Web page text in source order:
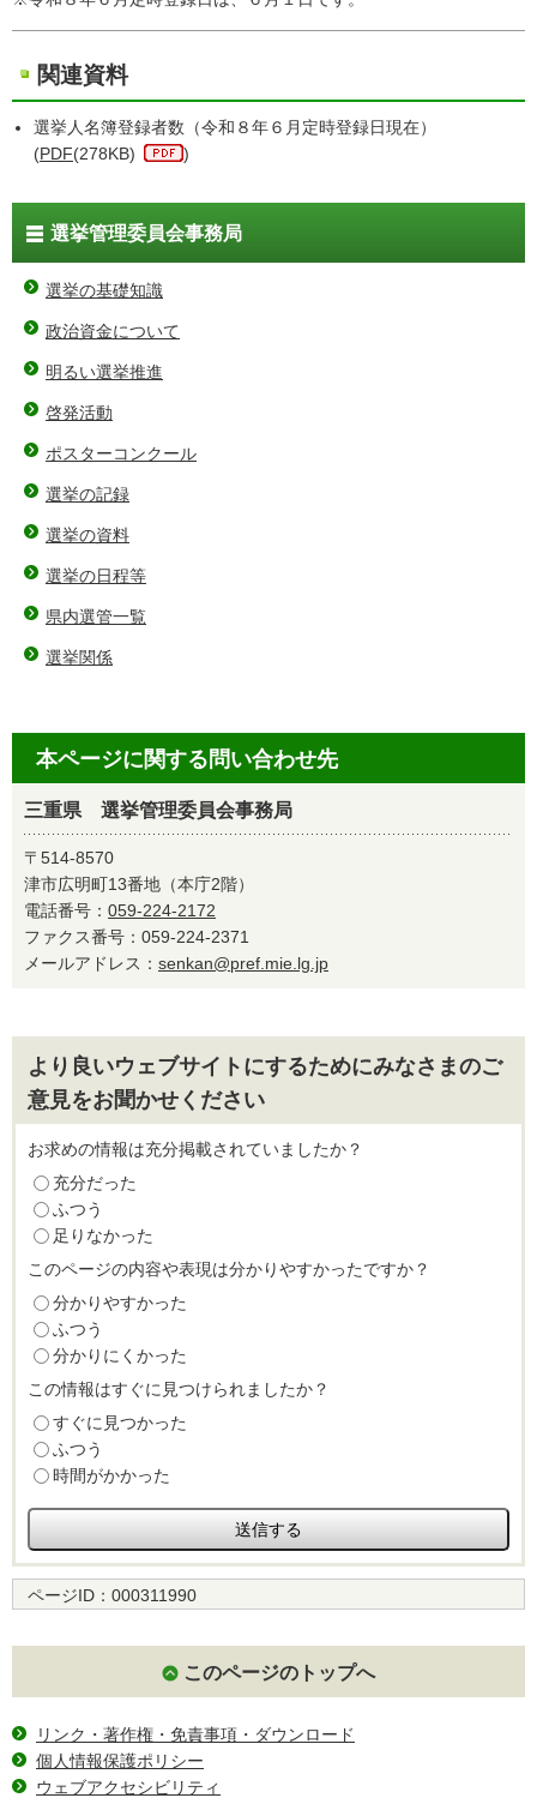
関連資料
選挙人名簿登録者数（令和８年６月定時登録日現在）
(PDF(278KB) )
選挙管理委員会事務局
選挙の基礎知識
政治資金について
明るい選挙推進
啓発活動
ポスターコンクール
選挙の記録
選挙の資料
選挙の日程等
県内選管一覧
選挙関係
本ページに関する問い合わせ先
三重県 選挙管理委員会事務局
〒514-8570
津市広明町13番地（本庁2階）
電話番号： 059-224-2172
ファクス番号：059-224-2371
メールアドレス： senkan@pref.mie.lg.jp
より良いウェブサイトにするためにみなさまのご
意見をお聞かせください
お求めの情報は充分掲載されていましたか？
充分だった
ふつう
足りなかった
このページの内容や表現は分かりやすかったですか？
分かりやすかった
ふつう
分かりにくかった
この情報はすぐに見つけられましたか？
すぐに見つかった
ふつう
時間がかかった
ページID： 000311990
このページのトップへ
リンク・著作権・免責事項・ダウンロード
個人情報保護ポリシー
ウェブアクセシビリティ